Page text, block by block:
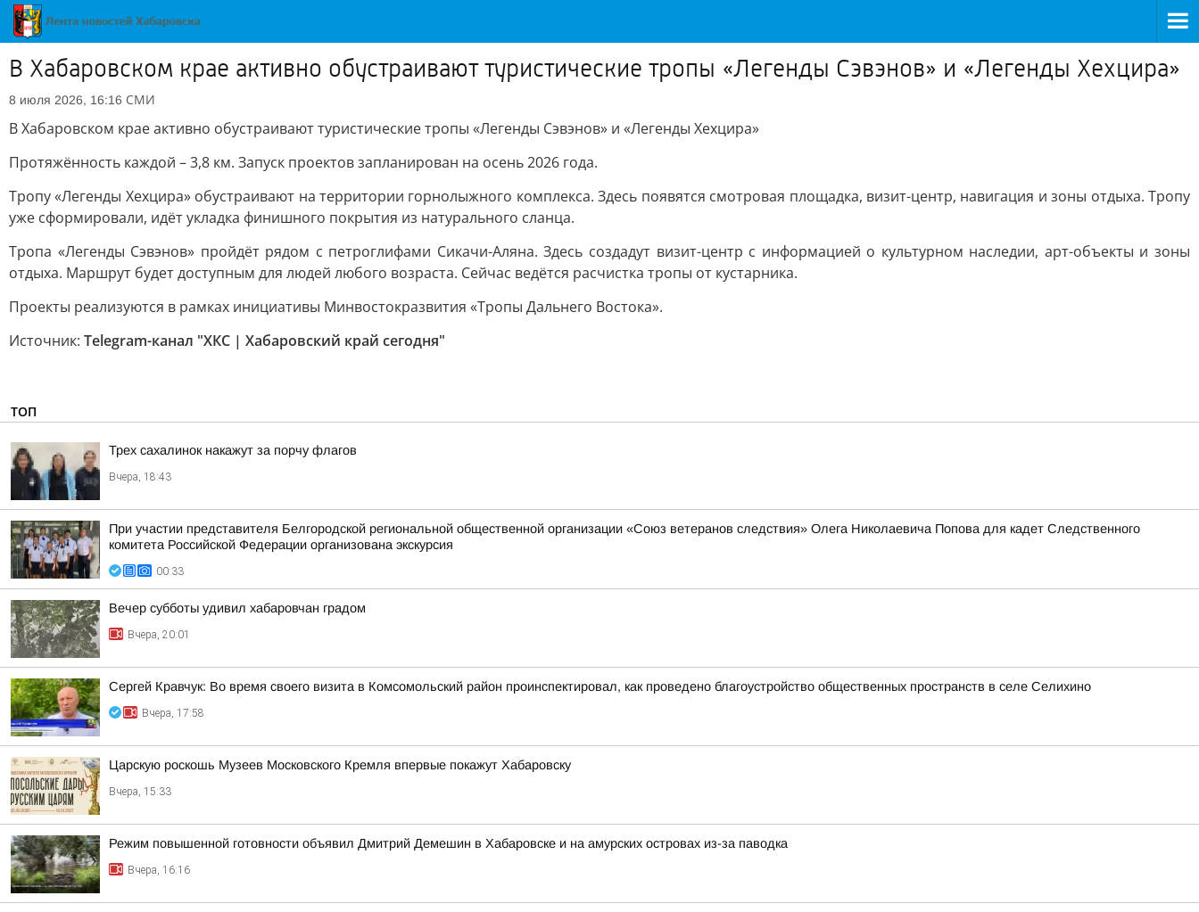
В Хабаровском крае активно обустраивают туристические тропы «Легенды Сэвэнов» и «Легенды Хехцира»
8 июля 2026, 16:16 СМИ
В Хабаровском крае активно обустраивают туристические тропы «Легенды Сэвэнов» и «Легенды Хехцира»
Протяжённость каждой – 3,8 км. Запуск проектов запланирован на осень 2026 года.
Тропу «Легенды Хехцира» обустраивают на территории горнолыжного комплекса. Здесь появятся смотровая площадка, визит-центр, навигация и зоны отдыха. Тропу
уже сформировали, идёт укладка финишного покрытия из натурального сланца.
Тропа «Легенды Сэвэнов» пройдёт рядом с петроглифами Сикачи-Аляна. Здесь создадут визит-центр с информацией о культурном наследии, арт-объекты и зоны
отдыха. Маршрут будет доступным для людей любого возраста. Сейчас ведётся расчистка тропы от кустарника.
Проекты реализуются в рамках инициативы Минвостокразвития «Тропы Дальнего Востока».
Источник: Telegram-канал "ХКС | Хабаровский край сегодня"
ТОП
Трех сахалинок накажут за порчу флагов
Вчера, 18:43
При участии представителя Белгородской региональной общественной организации «Союз ветеранов следствия» Олега Николаевича Попова для кадет Следственного
комитета Российской Федерации организована экскурсия
00:33
Вечер субботы удивил хабаровчан градом
Вчера, 20:01
Сергей Кравчук: Во время своего визита в Комсомольский район проинспектировал, как проведено благоустройство общественных пространств в селе Селихино
Вчера, 17:58
Царскую роскошь Музеев Московского Кремля впервые покажут Хабаровску
Вчера, 15:33
Режим повышенной готовности объявил Дмитрий Демешин в Хабаровске и на амурских островах из-за паводка
Вчера, 16:16